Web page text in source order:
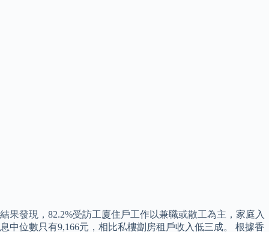
結果發現，82.2%受訪工廈住戶工作以兼職或散工為主，家庭入
息中位數只有9,166元，相比私樓劏房租戶收入低三成。 根據香